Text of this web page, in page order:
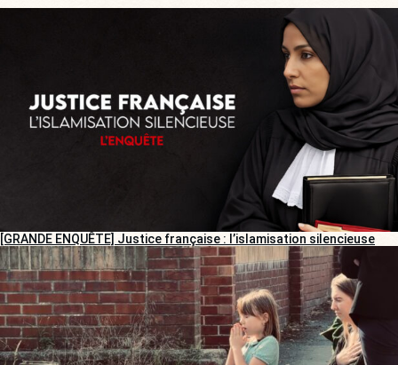
[GRANDE ENQUÊTE] Justice française : l’islamisation silencieuse